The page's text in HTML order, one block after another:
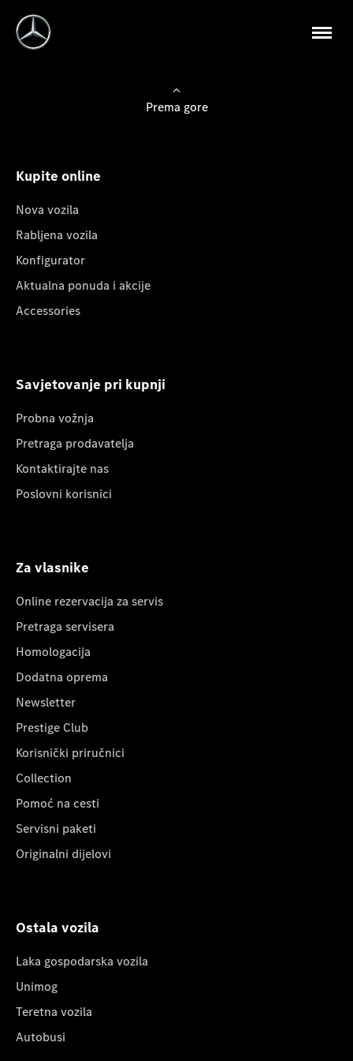
Prema gore
Kupite online
Nova vozila
Rabljena vozila
Konfigurator
Aktualna ponuda i akcije
Accessories
Savjetovanje pri kupnji
Probna vožnja
Pretraga prodavatelja
Kontaktirajte nas
Poslovni korisnici
Za vlasnike
Online rezervacija za servis
Pretraga servisera
Homologacija
Dodatna oprema
Newsletter
Prestige Club
Korisnički priručnici
Collection
Pomoć na cesti
Servisni paketi
Originalni dijelovi
Ostala vozila
Laka gospodarska vozila
Unimog
Teretna vozila
Autobusi